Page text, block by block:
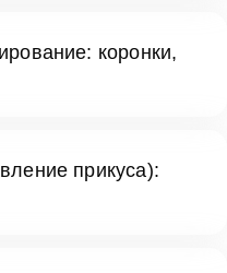
коронки,
прикуса):